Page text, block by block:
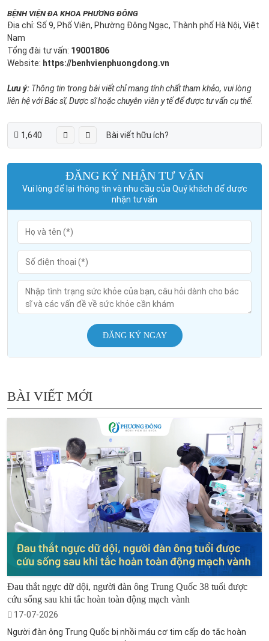
BỆNH VIỆN ĐA KHOA PHƯƠNG ĐÔNG
Địa chỉ: Số 9, Phố Viên, Phường Đông Ngạc, Thành phố Hà Nội, Việt
Nam
Tổng đài tư vấn: 19001806
Website: https://benhvienphuongdong.vn
Lưu ý: Thông tin trong bài viết chỉ mang tính chất tham khảo, vui lòng
liên hệ với Bác sĩ, Dược sĩ hoặc chuyên viên y tế để được tư vấn cụ thể.
1,640 Bài viết hữu ích?
ĐĂNG KÝ NHẬN TƯ VẤN
Vui lòng để lại thông tin và nhu cầu của Quý khách để được
nhận tư vấn
ĐĂNG KÝ NGAY
BÀI VIẾT MỚI
Đau thắt ngực dữ dội, người đàn ông Trung Quốc 38 tuổi được
cứu sống sau khi tắc hoàn toàn động mạch vành
17-07-2026
Người đàn ông Trung Quốc bị nhồi máu cơ tim cấp do tắc hoàn